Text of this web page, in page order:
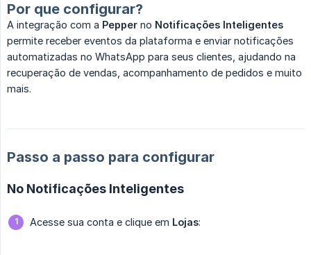
Por que configurar?
A integração com a Pepper no Notificações Inteligentes
permite receber eventos da plataforma e enviar notificações
automatizadas no WhatsApp para seus clientes, ajudando na
recuperação de vendas, acompanhamento de pedidos e muito
mais.
Passo a passo para configurar
No Notificações Inteligentes
Acesse sua conta e clique em Lojas: